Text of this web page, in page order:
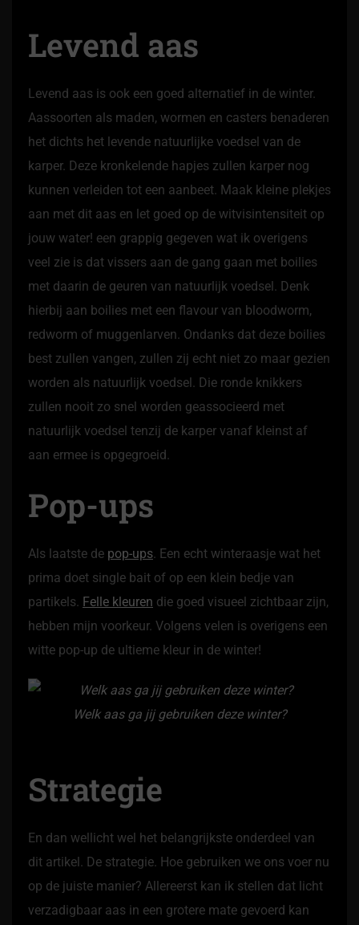
Levend aas
Levend aas is ook een goed alternatief in de winter.
Aassoorten als maden, wormen en casters benaderen
het dichts het levende natuurlijke voedsel van de
karper. Deze kronkelende hapjes zullen karper nog
kunnen verleiden tot een aanbeet. Maak kleine plekjes
aan met dit aas en let goed op de witvisintensiteit op
jouw water! een grappig gegeven wat ik overigens
veel zie is dat vissers aan de gang gaan met boilies
met daarin de geuren van natuurlijk voedsel. Denk
hierbij aan boilies met een flavour van bloodworm,
redworm of muggenlarven. Ondanks dat deze boilies
best zullen vangen, zullen zij echt niet zo maar gezien
worden als natuurlijk voedsel. Die ronde knikkers
zullen nooit zo snel worden geassocieerd met
natuurlijk voedsel tenzij de karper vanaf kleinst af
aan ermee is opgegroeid.
Pop-ups
Als laatste de pop-ups . Een echt winteraasje wat het
prima doet single bait of op een klein bedje van
partikels. Felle kleuren die goed visueel zichtbaar zijn,
hebben mijn voorkeur. Volgens velen is overigens een
witte pop-up de ultieme kleur in de winter!
Welk aas ga jij gebruiken deze winter?
Strategie
En dan wellicht wel het belangrijkste onderdeel van
dit artikel. De strategie. Hoe gebruiken we ons voer nu
op de juiste manier? Allereerst kan ik stellen dat licht
verzadigbaar aas in een grotere mate gevoerd kan